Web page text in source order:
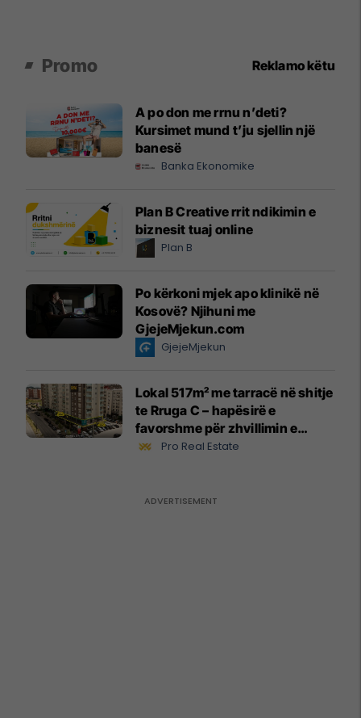
Promo Reklamo këtu
A po don me rrnu n’deti?
Kursimet mund t’ju sjellin një
banesë
Banka Ekonomike
Plan B Creative rrit ndikimin e
biznesit tuaj online
Plan B
Po kërkoni mjek apo klinikë në
Kosovë? Njihuni me
GjejeMjekun.com
GjejeMjekun
Lokal 517m² me tarracë në shitje
te Rruga C – hapësirë e
favorshme për zhvillimin e
biznesit #15796
Pro Real Estate